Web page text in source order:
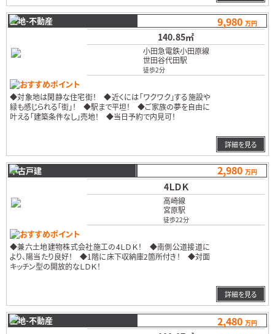
土地-不動産 9,980 万円
140.85㎡
小田急電鉄小田原線
世田谷代田駅
徒歩2分
詳細を見る
おすすめポイント
◆対象地は閑静な住宅街！ ◆近くには「ワクワク」する施設や
緑も感じられる「街」！ ◆駅まで平坦！ ◆ご家族の夢を自由に
叶える「建築条件なし」売地！ ◆当日予約で内見可！
中古戸建 2,980 万円
4ＬＤＫ
高崎線
宮原駅
徒歩22分
詳細を見る
おすすめポイント
◆兼六土地建物株式会社施工の4ＬＤＫ！ ◆南側公道接道に
より、陽当たり良好！ ◆1階に床下収納庫2箇所付き！ ◆対面
キッチン型の開放的なＬＤＫ！
土地-不動産 2,480 万円